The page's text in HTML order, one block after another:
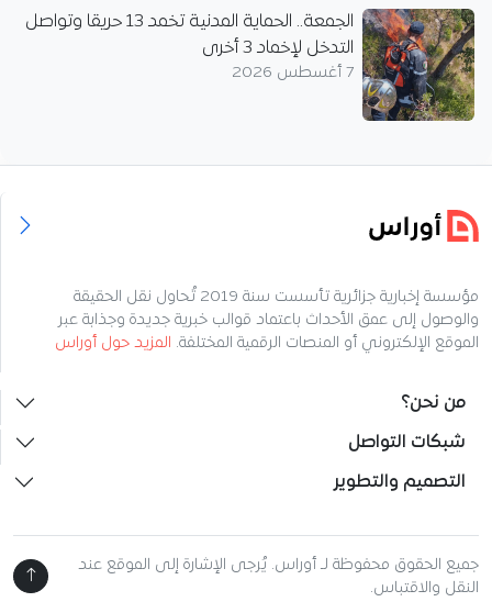
الجمعة.. الحماية المدنية تخمد 13 حريقا وتواصل
التدخل لإخماد 3 أخرى
7 أغسطس 2026
مؤسسة إخبارية جزائرية تأسست سنة 2019 تُحاول نقل الحقيقة
والوصول إلى عمق الأحداث باعتماد قوالب خبرية جديدة وجذابة عبر
الموقع الإلكتروني أو المنصات الرقمية المختلفة. المزيد حول أوراس
من نحن؟
شبكات التواصل
التصميم والتطوير
جميع الحقوق محفوظة لـ أوراس. يُرجى الإشارة إلى الموقع عند
النقل والاقتباس.